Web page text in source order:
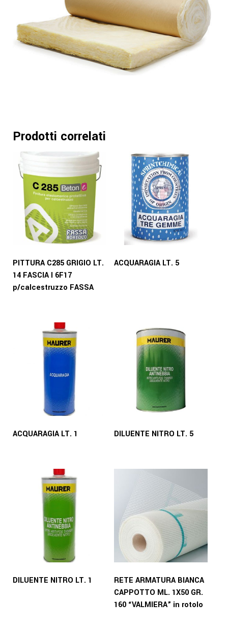
Prodotti correlati
PITTURA C285 GRIGIO LT.
14 FASCIA I 6F17
p/calcestruzzo FASSA
ACQUARAGIA LT. 5
ACQUARAGIA LT. 1 DILUENTE NITRO LT. 5
DILUENTE NITRO LT. 1
RETE ARMATURA BIANCA
CAPPOTTO ML. 1X50 GR.
160 “VALMIERA” in rotolo